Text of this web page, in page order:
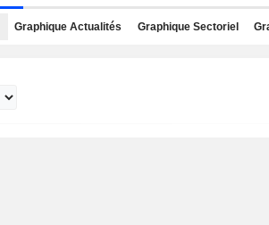
Graphique Actualités Graphique Sectoriel